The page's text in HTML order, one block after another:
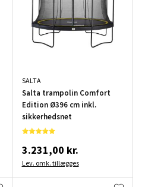
SALTA
Salta trampolin Comfort
Edition Ø396 cm inkl.
sikkerhedsnet
3.231,00 kr.
Lev. omk. tillægges